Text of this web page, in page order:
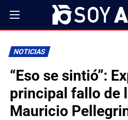
NOTICIAS
“Eso se sintió”:
principal fallo de
Mauricio